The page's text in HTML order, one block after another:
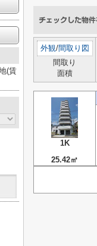
外観/間取り図
間取り
面積
1K
25.42㎡
(賃